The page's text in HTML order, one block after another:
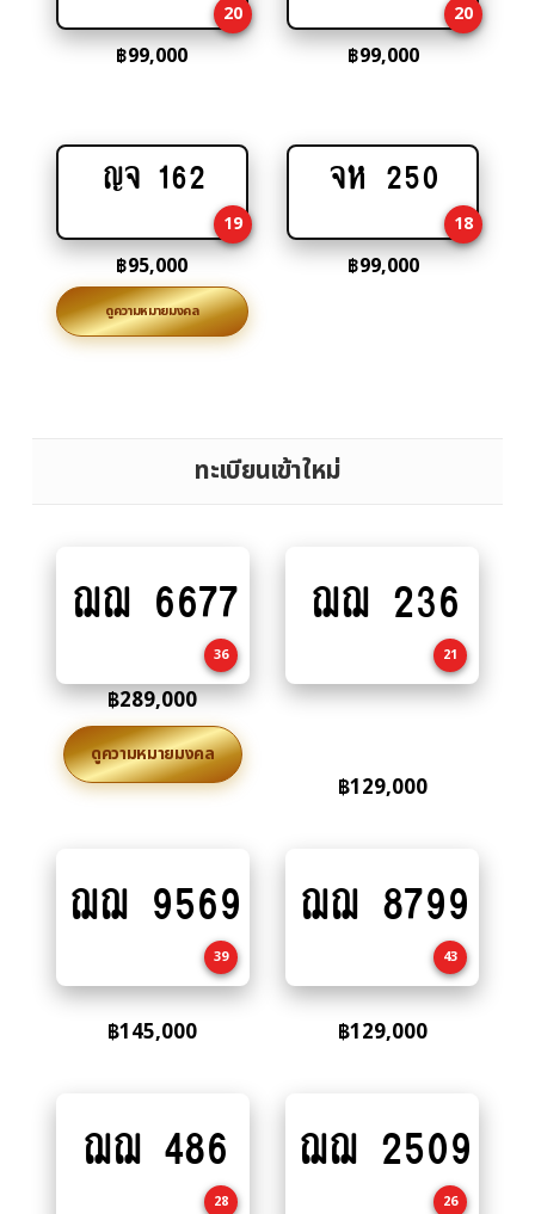
cart
20
฿99,000
cart
20
฿99,000
Add
cart
ญจ 162
19
฿95,000
ดูความหมายมงคล
Add
cart
จห 250
18
฿99,000
ทะเบียนเข้าใหม่
to
ฌฌ 6677
36
฿289,000
ดูความหมายมงคล
to
ฌฌ 236
21
฿129,000
to
ฌฌ 9569
39
฿145,000
to
ฌฌ 8799
43
฿129,000
to
ฌฌ 486
28
to
ฌฌ 2509
26